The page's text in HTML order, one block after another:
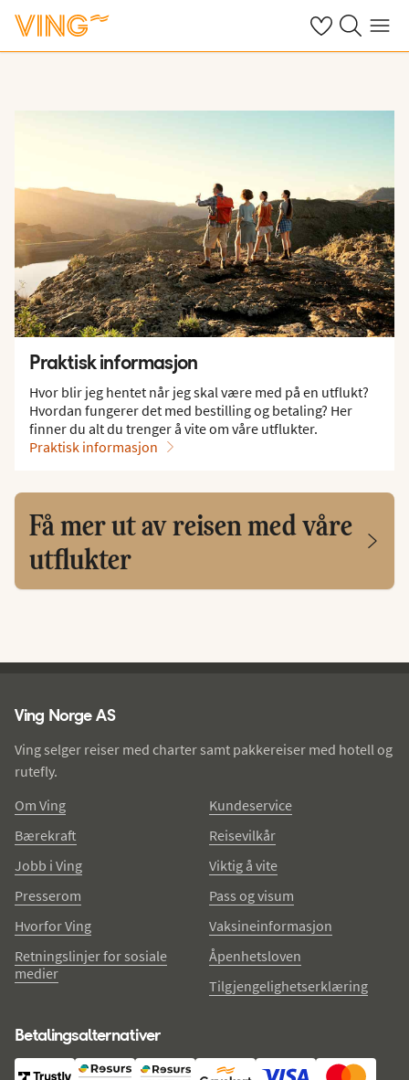
Se dine sparte
Søk påMeny
Praktisk informasjon
Hvor blir jeg hentet når jeg skal være med på en utflukt?
Hvordan fungerer det med bestilling og betaling? Her
finner du alt du trenger å vite om våre utflukter.
Praktisk informasjon
Få mer ut av reisen med våre
utflukter
Ving Norge AS
Ving selger reiser med charter samt pakkereiser med hotell og
rutefly.
Om Ving
Bærekraft
Jobb i Ving
Presserom
Hvorfor Ving
Retningslinjer for sosiale
medier
Kundeservice
Reisevilkår
Viktig å vite
Pass og visum
Vaksineinformasjon
Åpenhetsloven
Tilgjengelighetserklæring
Betalingsalternativer